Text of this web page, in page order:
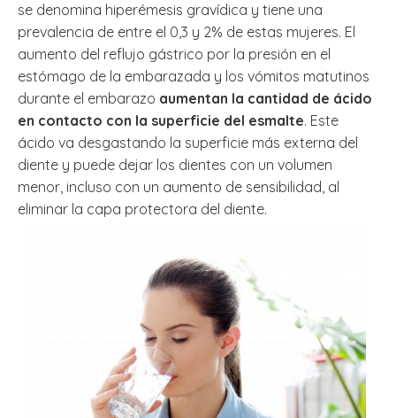
se denomina hiperémesis gravídica y tiene una
prevalencia de entre el 0,3 y 2% de estas mujeres. El
aumento del reflujo gástrico por la presión en el
estómago de la embarazada y los vómitos matutinos
durante el embarazo aumentan la cantidad de ácido
en contacto con la superficie del esmalte. Este
ácido va desgastando la superficie más externa del
diente y puede dejar los dientes con un volumen
menor, incluso con un aumento de sensibilidad, al
eliminar la capa protectora del diente.